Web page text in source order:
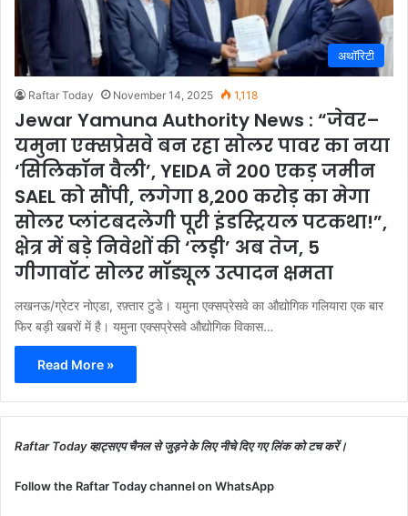
अथॉरिटी
Raftar Today November 14, 2025 1,118
Jewar Yamuna Authority News : “जेवर–
यमुना एक्सप्रेसवे बन रहा सोलर पावर का नया
‘सिलिकॉन वैली’, YEIDA ने 200 एकड़ जमीन
SAEL को सौंपी, लगेगा 8,200 करोड़ का मेगा
सोलर प्लांटबदलेगी पूरी इंडस्ट्रियल पटकथा!”,
क्षेत्र में बड़े निवेशों की ‘लड़़ी’ अब तेज, 5
गीगावॉट सोलर मॉड्यूल उत्पादन क्षमता
लखनऊ/ग्रेटर नोएडा, रफ़्तार टुडे। यमुना एक्सप्रेसवे का औद्योगिक गलियारा एक बार
फिर बड़ी खबरों में है। यमुना एक्सप्रेसवे औद्योगिक विकास…
Read More »
Raftar Today व्हाट्सएप चैनल से जुड़ने के लिए नीचे दिए गए लिंक को टच करें।
Follow the Raftar Today channel on WhatsApp